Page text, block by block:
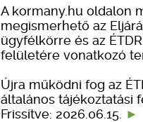
A kormany.hu oldalon
megismerhető az
ügyfélkörre és az
felületére vonatkozó
Újra működni fog az
általános tájékoztatási
Frissítve: 2026.06.15.